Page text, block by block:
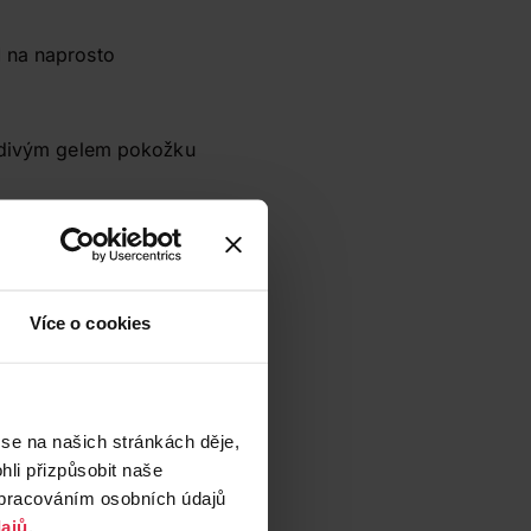
Více o cookies
na našich stránkách děje,
přizpůsobit naše
osobních údajů
.
naprosto
gelem pokožku
použijte
vedle toho si často
Bolavé svaly
jej přípravkem s